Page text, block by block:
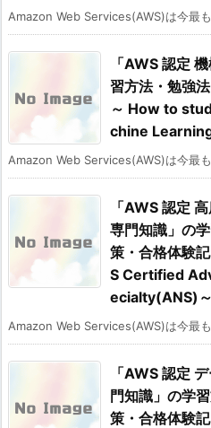
Amazon Web Services(AWS)は今最
「AWS 認定
習方法・勉強
～ How to
chine
Amazon Web Services(AWS)は今最
「AWS 認定
専門知識」の
策・合格体験
S Certified
ecialty(ANS)～
Amazon Web Services(AWS)は今最
「AWS 認定
門知識」の学
策・合格体験